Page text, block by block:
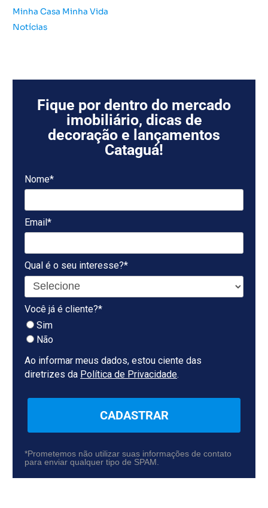
Minha Casa Minha Vida
Notícias
Fique por dentro do mercado
imobiliário, dicas de
decoração e lançamentos
Cataguá!
Nome*
Email*
Qual é o seu interesse?*
Você já é cliente?*
Sim
Não
Ao informar meus dados, estou ciente das
diretrizes da Política de Privacidade.
CADASTRAR
*Prometemos não utilizar suas informações de contato
para enviar qualquer tipo de SPAM.